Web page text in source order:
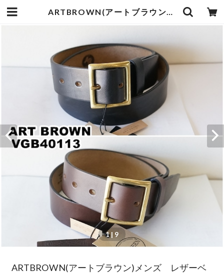
ARTBROWN(アートブラウン)メンズ レザーベルト 40113 本革 クロムエクセル 40mm幅 ギャリソンベルト | bluelineshop
1| 9
ARTBROWN(アートブラウン)メンズ レザーベ